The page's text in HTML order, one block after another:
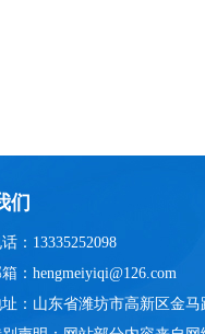
们
：13335252098
：hengmeiyiqi@126.com
：山东省潍坊市高新区金马